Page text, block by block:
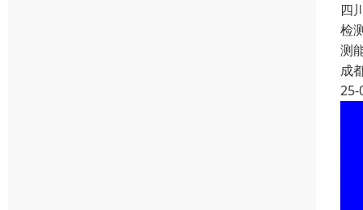
四
检
测
成
25-